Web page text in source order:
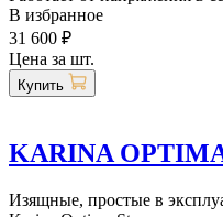
В избранное
31 600 ₽
Цена за шт.
Купить
KARINA
Изящные, простые в